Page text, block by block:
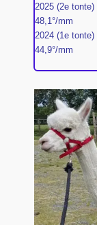
2025 (2e
48,1°/mm
2024 (1e
44,9°/mm